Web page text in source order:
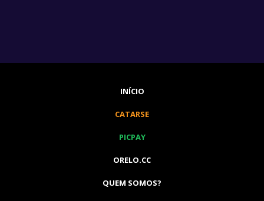
INÍCIO
CATARSE
PICPAY
ORELO.CC
QUEM SOMOS?